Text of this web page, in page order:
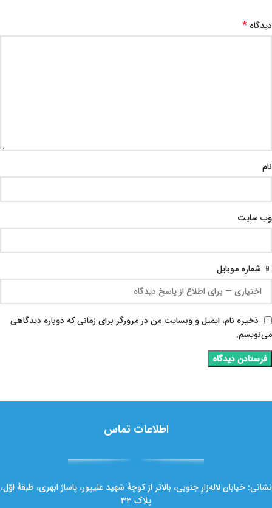
دیدگاه *
نام
وب‌ سایت
📱 شماره موبایل
ذخیره نام، ایمیل و وبسایت من در مرورگر برای زمانی که دوباره دیدگاهی
می‌نویسم.
اطلاعات تماس
نشانی: خیابان لاله‌زارِ جنوبی، بالاتر از کوچهٔ شهید علیپور، پاساژ ابهری، طبقهٔ اوّل،
پلاک ۳۳